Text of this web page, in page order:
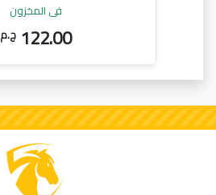
في المخزون
122.00 ج.م